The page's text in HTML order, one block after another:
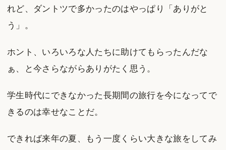
れど、ダントツで多かったのはやっぱり「ありがと
う」。
ホント、いろいろな人たちに助けてもらったんだな
ぁ、と今さらながらありがたく思う。
学生時代にできなかった長期間の旅行を今になってで
きるのは幸せなことだ。
できれば来年の夏、もう一度くらい大きな旅をしてみ